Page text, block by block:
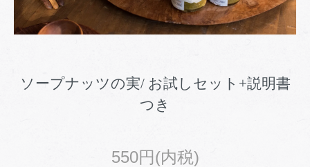
ソープナッツの実/ お試しセット+説明書
つき
550円(内税)